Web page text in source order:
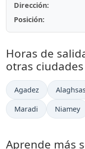
Dirección:
Posición:
Horas de
otras
Agadez
Maradi Niamey
Aprende más